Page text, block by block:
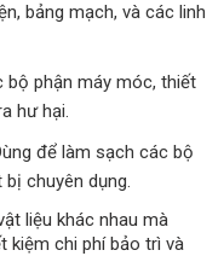
bảng mạch, và các linh
bộ phận máy móc, thiết
hư hại.
để làm sạch các bộ
chuyên dụng.
liệu khác nhau mà
kiệm chi phí bảo trì và